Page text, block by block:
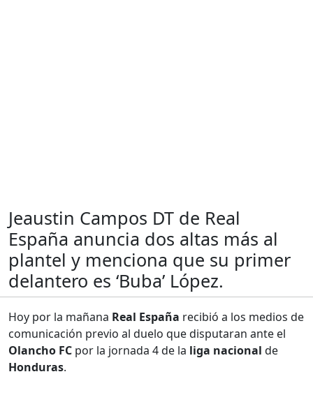
Jeaustin Campos DT de Real
España anuncia dos altas más al
plantel y menciona que su primer
delantero es ‘Buba’ López.
Hoy por la mañana Real España recibió a los medios de
comunicación previo al duelo que disputaran ante el
Olancho FC por la jornada 4 de la liga nacional de
Honduras.